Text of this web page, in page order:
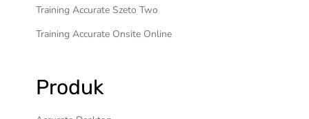
Training Accurate Szeto Two
Training Accurate Onsite Online
Produk